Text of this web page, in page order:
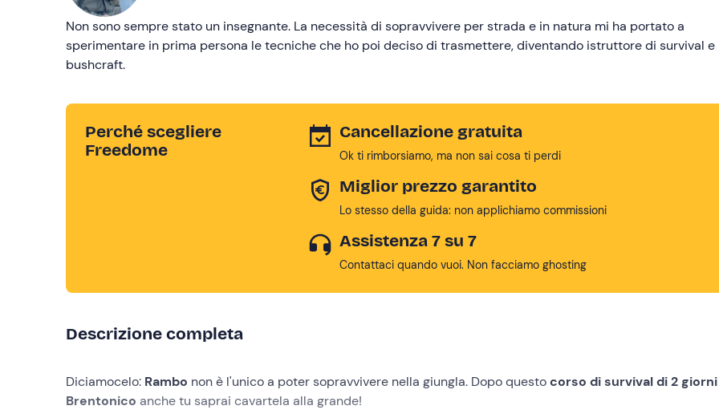
Non sono sempre stato un insegnante. La necessità di sopravvivere per strada e in natura mi ha portato a
sperimentare in prima persona le tecniche che ho poi deciso di trasmettere, diventando istruttore di survival e
bushcraft.
Perché scegliere
Freedome
Cancellazione gratuita
Ok ti rimborsiamo, ma non sai cosa ti perdi
Miglior prezzo garantito
Lo stesso della guida: non applichiamo commissioni
Assistenza 7 su 7
Contattaci quando vuoi. Non facciamo ghosting
Descrizione completa
Diciamocelo: Rambo non è l'unico a poter sopravvivere nella giungla. Dopo questocorso di survival di 2 giorni
Brentonico anche tu saprai cavartela alla grande!